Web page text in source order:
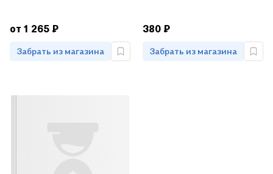
от 1 265 ₽
Забрать из магазина
380 ₽
Забрать из магазина